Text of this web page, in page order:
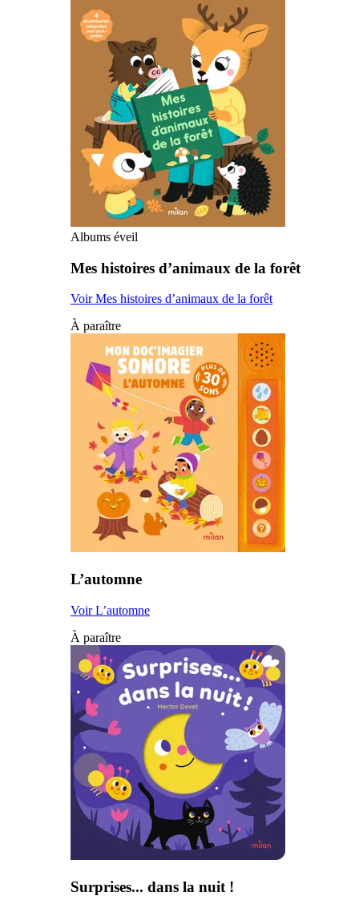
Albums éveil
Mes histoires d’animaux de la forêt
Voir Mes histoires d’animaux de la forêt
À paraître
L’automne
Voir L’automne
À paraître
Surprises... dans la nuit !